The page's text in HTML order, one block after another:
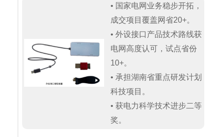
• 国家电网业务稳步开拓，
成交项目覆盖网省20+。
• 外设接口产品技术路线获
电网高度认可，试点省份
10+。
• 承担湖南省重点研发计划
科技项目。
• 获电力科学技术进步二等
奖。